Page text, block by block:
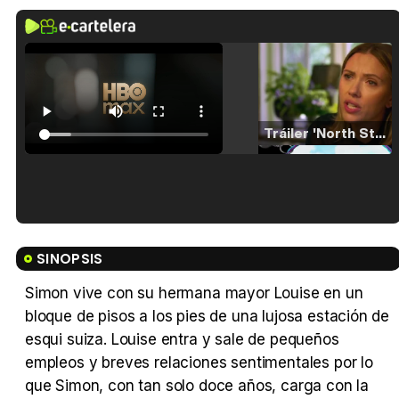
Tráiler 'North Star' (2023)
SINOPSIS
Simon vive con su hermana mayor Louise en un
bloque de pisos a los pies de una lujosa estación de
esqui suiza. Louise entra y sale de pequeños
empleos y breves relaciones sentimentales por lo
que Simon, con tan solo doce años, carga con la